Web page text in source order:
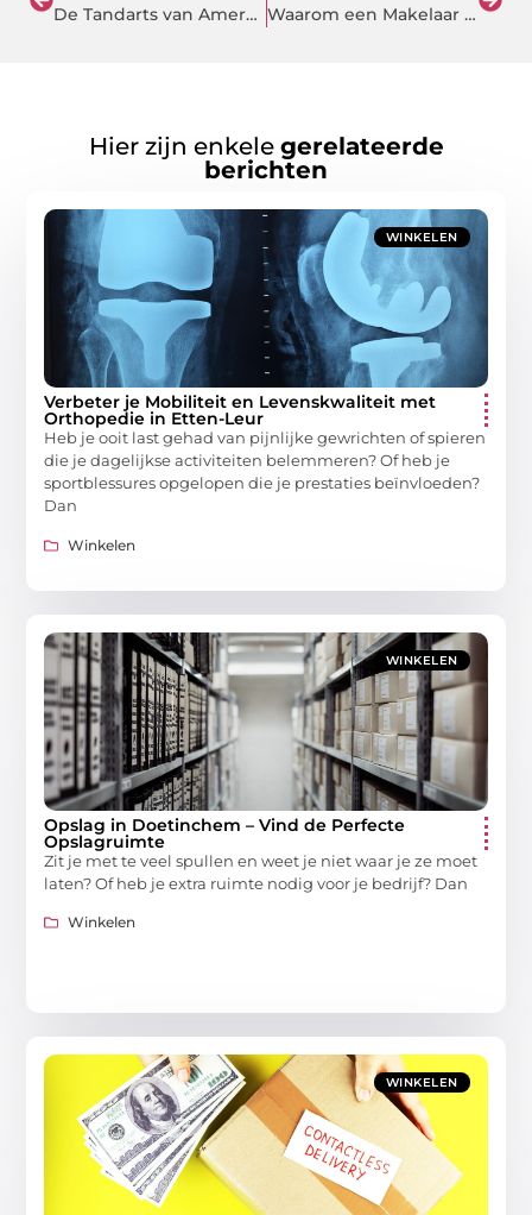
De Tandarts van Amersfoort Die Een Glimlach op Jouw Gezicht Tovert Waarom een Makelaar in Amersfoort je Sleutels tot Succes Verzekert
Hier zijn enkele gerelateerde
berichten
WINKELEN
Verbeter je Mobiliteit en Levenskwaliteit met
Orthopedie in Etten-Leur
Heb je ooit last gehad van pijnlijke gewrichten of spieren
die je dagelijkse activiteiten belemmeren? Of heb je
sportblessures opgelopen die je prestaties beïnvloeden?
Dan
Winkelen
WINKELEN
Opslag in Doetinchem – Vind de Perfecte
Opslagruimte
Zit je met te veel spullen en weet je niet waar je ze moet
laten? Of heb je extra ruimte nodig voor je bedrijf? Dan
Winkelen
WINKELEN